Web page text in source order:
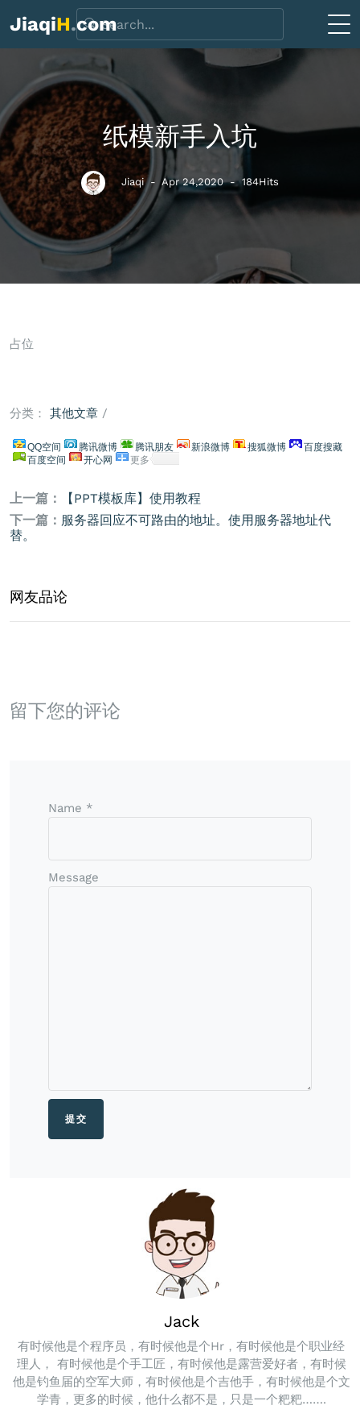
JiaqiH.com
纸模新手入坑
Jiaqi - Apr 24,2020 -184Hits
占位
分类： 其他文章 /
QQ空间 腾讯微博 腾讯朋友 新浪微博 搜狐微博
百度搜藏
百度空间
开心网 更多
上一篇：
【PPT模板库】使用教程
下一篇： 服务器回应不可路由的地址。使用服务器地址代
替。
网友品论
留下您的评论
Name *
Message
Jack
有时候他是个程序员，有时候他是个Hr，有时候他是个职业经
理人， 有时候他是个手工匠，有时候他是露营爱好者，有时候
他是钓鱼届的空军大师，有时候他是个吉他手，有时候他是个文
学青，更多的时候，他什么都不是，只是一个粑粑…….